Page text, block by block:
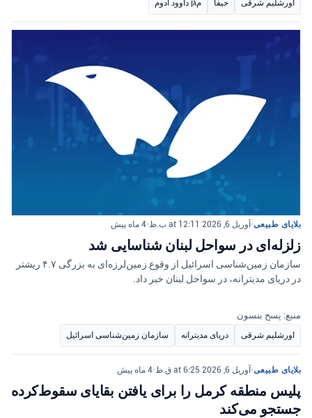
اورشلیم شرقی حیفا مגן داوود ادوم
بلایای طبیعی• آوریل 6, 2026 at 12:11 ب.ظ •4 ماه پیش
زلزله‌ای در سواحل لبنان شناسایی شد
سازمان زمین‌شناسی اسرائیل از وقوع زمین‌لرزه‌ای به بزرگی ۴.۷ ریشتر
در دریای مدیترانه، در سواحل لبنان خبر داد.
منبع: پسح بنسون
اورشلیم شرقی دریای مدیترانه سازمان زمین‌شناسی اسرائیل
بلایای طبیعی• آوریل 6, 2026 at 6:25 ق.ظ •4 ماه پیش
پلیس منطقه کرمل را برای یافتن بقایای سقوط‌کرده
جستجو می‌کند